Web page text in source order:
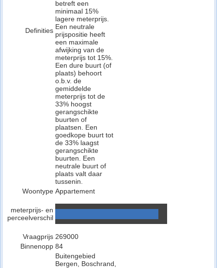
Definities
betreft een
minimaal 15%
lagere meterprijs.
Een neutrale
prijspositie heeft
een maximale
afwijking van de
meterprijs tot 15%.
Een dure buurt (of
plaats) behoort
o.b.v. de
gemiddelde
meterprijs tot de
33% hoogst
gerangschikte
buurten of
plaatsen. Een
goedkope buurt tot
de 33% laagst
gerangschikte
buurten. Een
neutrale buurt of
plaats valt daar
tussenin.
Woontype Appartement
meterprijs- en
perceelverschil
Vraagprijs 269000
Binnenopp 84
Buitengebied
Bergen, Boschrand,